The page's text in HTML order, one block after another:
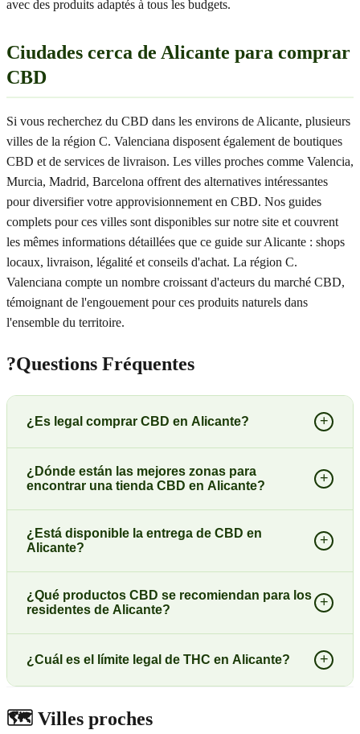
avec des produits adaptés à tous les budgets.
Ciudades cerca de Alicante para comprar
CBD
Si vous recherchez du CBD dans les environs de Alicante, plusieurs
villes de la région C. Valenciana disposent également de boutiques
CBD et de services de livraison. Les villes proches comme Valencia,
Murcia, Madrid, Barcelona offrent des alternatives intéressantes
pour diversifier votre approvisionnement en CBD. Nos guides
complets pour ces villes sont disponibles sur notre site et couvrent
les mêmes informations détaillées que ce guide sur Alicante : shops
locaux, livraison, légalité et conseils d'achat. La région C.
Valenciana compte un nombre croissant d'acteurs du marché CBD,
témoignant de l'engouement pour ces produits naturels dans
l'ensemble du territoire.
?Questions Fréquentes
¿Es legal comprar CBD en Alicante? +
¿Dónde están las mejores zonas para
encontrar una tienda CBD en Alicante?
+
¿Está disponible la entrega de CBD en
Alicante?
+
¿Qué productos CBD se recomiendan para los
residentes de Alicante?
+
¿Cuál es el límite legal de THC en Alicante? +
🗺️ Villes proches